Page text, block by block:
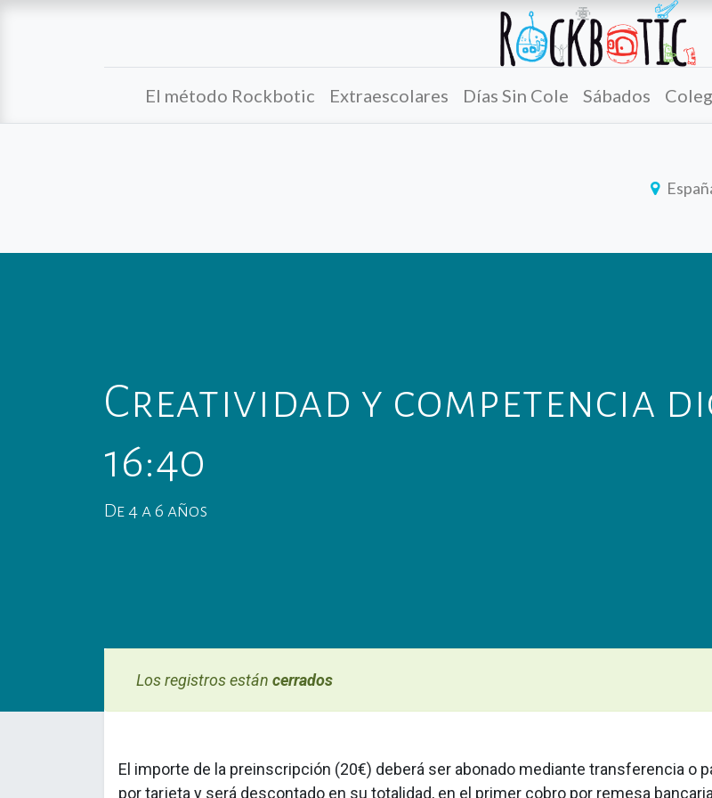
El método Rockbotic Extraescolares Días Sin Cole Sábados
Creatividad y competencia
16:40
De 4 a 6 años
Los registros están cerrados
El importe de la preinscripción (20€) deberá ser abonado mediante transferencia o
por tarjeta y será descontado en su totalidad, en el primer cobro por remesa